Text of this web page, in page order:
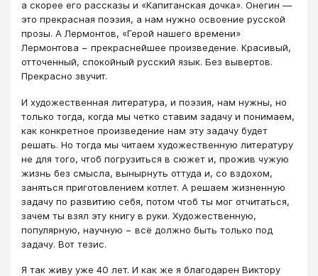
а скорее его рассказы и «Капитанская дочка». Онегин —
это прекрасная поэзия, а нам нужно освоение русской
прозы. А Лермонтов, «Герой нашего времени»
Лермонтова − прекраснейшее произведение. Красивый,
отточенный, спокойный русский язык. Без вывертов.
Прекрасно звучит.
И художественная литература, и поэзия, нам нужны, но
только тогда, когда мы четко ставим задачу и понимаем,
как конкретное произведение нам эту задачу будет
решать. Но тогда мы читаем художественную литературу
не для того, чтоб погрузиться в сюжет и, прожив чужую
жизнь без смысла, вынырнуть оттуда и, со вздохом,
заняться приготовлением котлет. А решаем жизненную
задачу по развитию себя, потом чтоб ты мог отчитаться,
зачем ты взял эту книгу в руки. Художественную,
популярную, научную − всё должно быть только под
задачу. Вот тезис.
Я так живу уже 40 лет. И как же я благодарен Виктору